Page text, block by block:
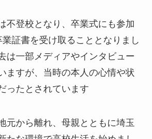
不登校となり、卒業式にも参加
証書を受け取ることとなりまし
は一部メディアやインタビュー
ますが、当時の本人の心情や状
ったとされています
元から離れ、母親とともに埼玉